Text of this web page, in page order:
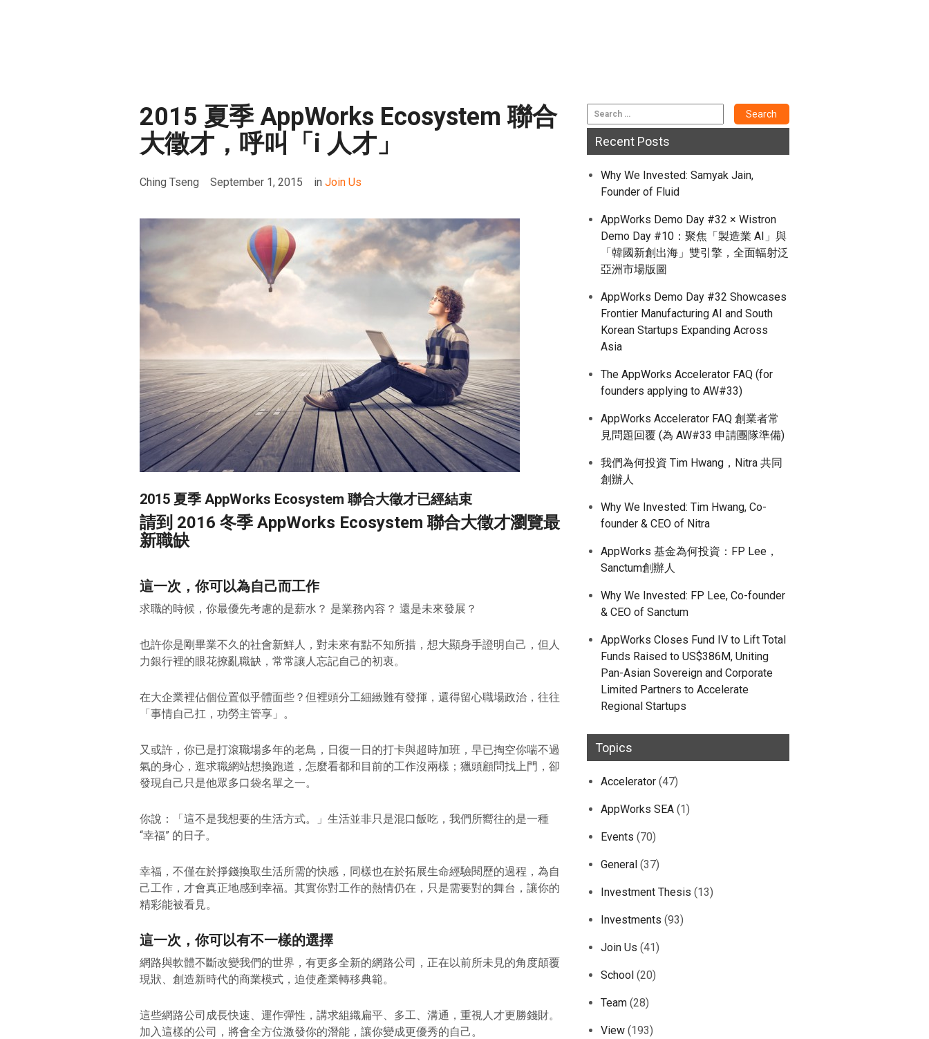
2015 夏季 AppWorks Ecosystem 聯合
大徵才，呼叫「i 人才」
Ching Tseng September 1, 2015 in Join Us
2015 夏季 AppWorks Ecosystem 聯合大徵才已經結束
請到 2016 冬季 AppWorks Ecosystem 聯合大徵才瀏覽最
新職缺
這一次，你可以為自己而工作
求職的時候，你最優先考慮的是薪水？ 是業務內容？ 還是未來發展？
也許你是剛畢業不久的社會新鮮人，對未來有點不知所措，想大顯身手證明自己，但人
力銀行裡的眼花撩亂職缺，常常讓人忘記自己的初衷。
在大企業裡佔個位置似乎體面些？但裡頭分工細緻難有發揮，還得留心職場政治，往往
「事情自己扛，功勞主管享」。
又或許，你已是打滾職場多年的老鳥，日復一日的打卡與超時加班，早已掏空你喘不過
氣的身心，逛求職網站想換跑道，怎麼看都和目前的工作沒兩樣；獵頭顧問找上門，卻
發現自己只是他眾多口袋名單之一。
你說：「這不是我想要的生活方式。」生活並非只是混口飯吃，我們所嚮往的是一種
“幸福” 的日子。
幸福，不僅在於掙錢換取生活所需的快感，同樣也在於拓展生命經驗閱歷的過程，為自
己工作，才會真正地感到幸福。其實你對工作的熱情仍在，只是需要對的舞台，讓你的
精彩能被看見。
這一次，你可以有不一樣的選擇
網路與軟體不斷改變我們的世界，有更多全新的網路公司，正在以前所未見的角度顛覆
現狀、創造新時代的商業模式，迫使產業轉移典範。
這些網路公司成長快速、運作彈性，講求組織扁平、多工、溝通，重視人才更勝錢財。
加入這樣的公司，將會全方位激發你的潛能，讓你變成更優秀的自己。
Recent Posts
Why We Invested: Samyak Jain,
Founder of Fluid
AppWorks Demo Day #32 × Wistron
Demo Day #10：聚焦「製造業 AI」與
「韓國新創出海」雙引擎，全面輻射泛
亞洲市場版圖
AppWorks Demo Day #32 Showcases
Frontier Manufacturing AI and South
Korean Startups Expanding Across
Asia
The AppWorks Accelerator FAQ (for
founders applying to AW#33)
AppWorks Accelerator FAQ 創業者常
見問題回覆 (為 AW#33 申請團隊準備)
我們為何投資 Tim Hwang，Nitra 共同
創辦人
Why We Invested: Tim Hwang, Co-
founder & CEO of Nitra
AppWorks 基金為何投資：FP Lee，
Sanctum創辦人
Why We Invested: FP Lee, Co-founder
& CEO of Sanctum
AppWorks Closes Fund IV to Lift Total
Funds Raised to US$386M, Uniting
Pan-Asian Sovereign and Corporate
Limited Partners to Accelerate
Regional Startups
Topics
Accelerator(47)
AppWorks SEA(1)
Events (70)
General(37)
Investment Thesis (13)
Investments (93)
Join Us (41)
School(20)
Team(28)
View(193)